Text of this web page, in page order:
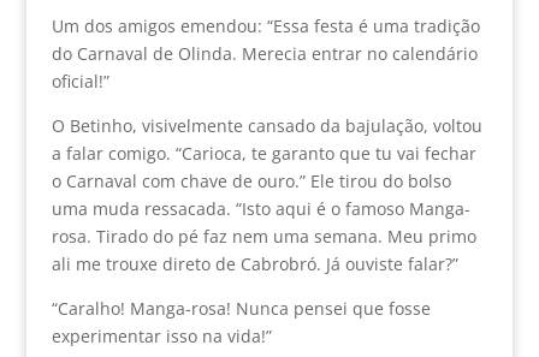
Um dos amigos emendou: “Essa festa é uma tradição
do Carnaval de Olinda. Merecia entrar no calendário
oficial!”
O Betinho, visivelmente cansado da bajulação, voltou
a falar comigo. “Carioca, te garanto que tu vai fechar
o Carnaval com chave de ouro.” Ele tirou do bolso
uma muda ressacada. “Isto aqui é o famoso Manga-
rosa. Tirado do pé faz nem uma semana. Meu primo
ali me trouxe direto de Cabrobró. Já ouviste falar?”
“Caralho! Manga-rosa! Nunca pensei que fosse
experimentar isso na vida!”